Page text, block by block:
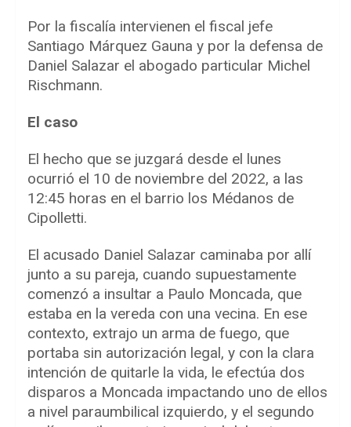
Por la fiscalía intervienen el fiscal jefe
Santiago Márquez Gauna y por la defensa de
Daniel Salazar el abogado particular Michel
Rischmann.
El caso
El hecho que se juzgará desde el lunes
ocurrió el 10 de noviembre del 2022, a las
12:45 horas en el barrio los Médanos de
Cipolletti.
El acusado Daniel Salazar caminaba por allí
junto a su pareja, cuando supuestamente
comenzó a insultar a Paulo Moncada, que
estaba en la vereda con una vecina. En ese
contexto, extrajo un arma de fuego, que
portaba sin autorización legal, y con la clara
intención de quitarle la vida, le efectúa dos
disparos a Moncada impactando uno de ellos
a nivel paraumbilical izquierdo, y el segundo